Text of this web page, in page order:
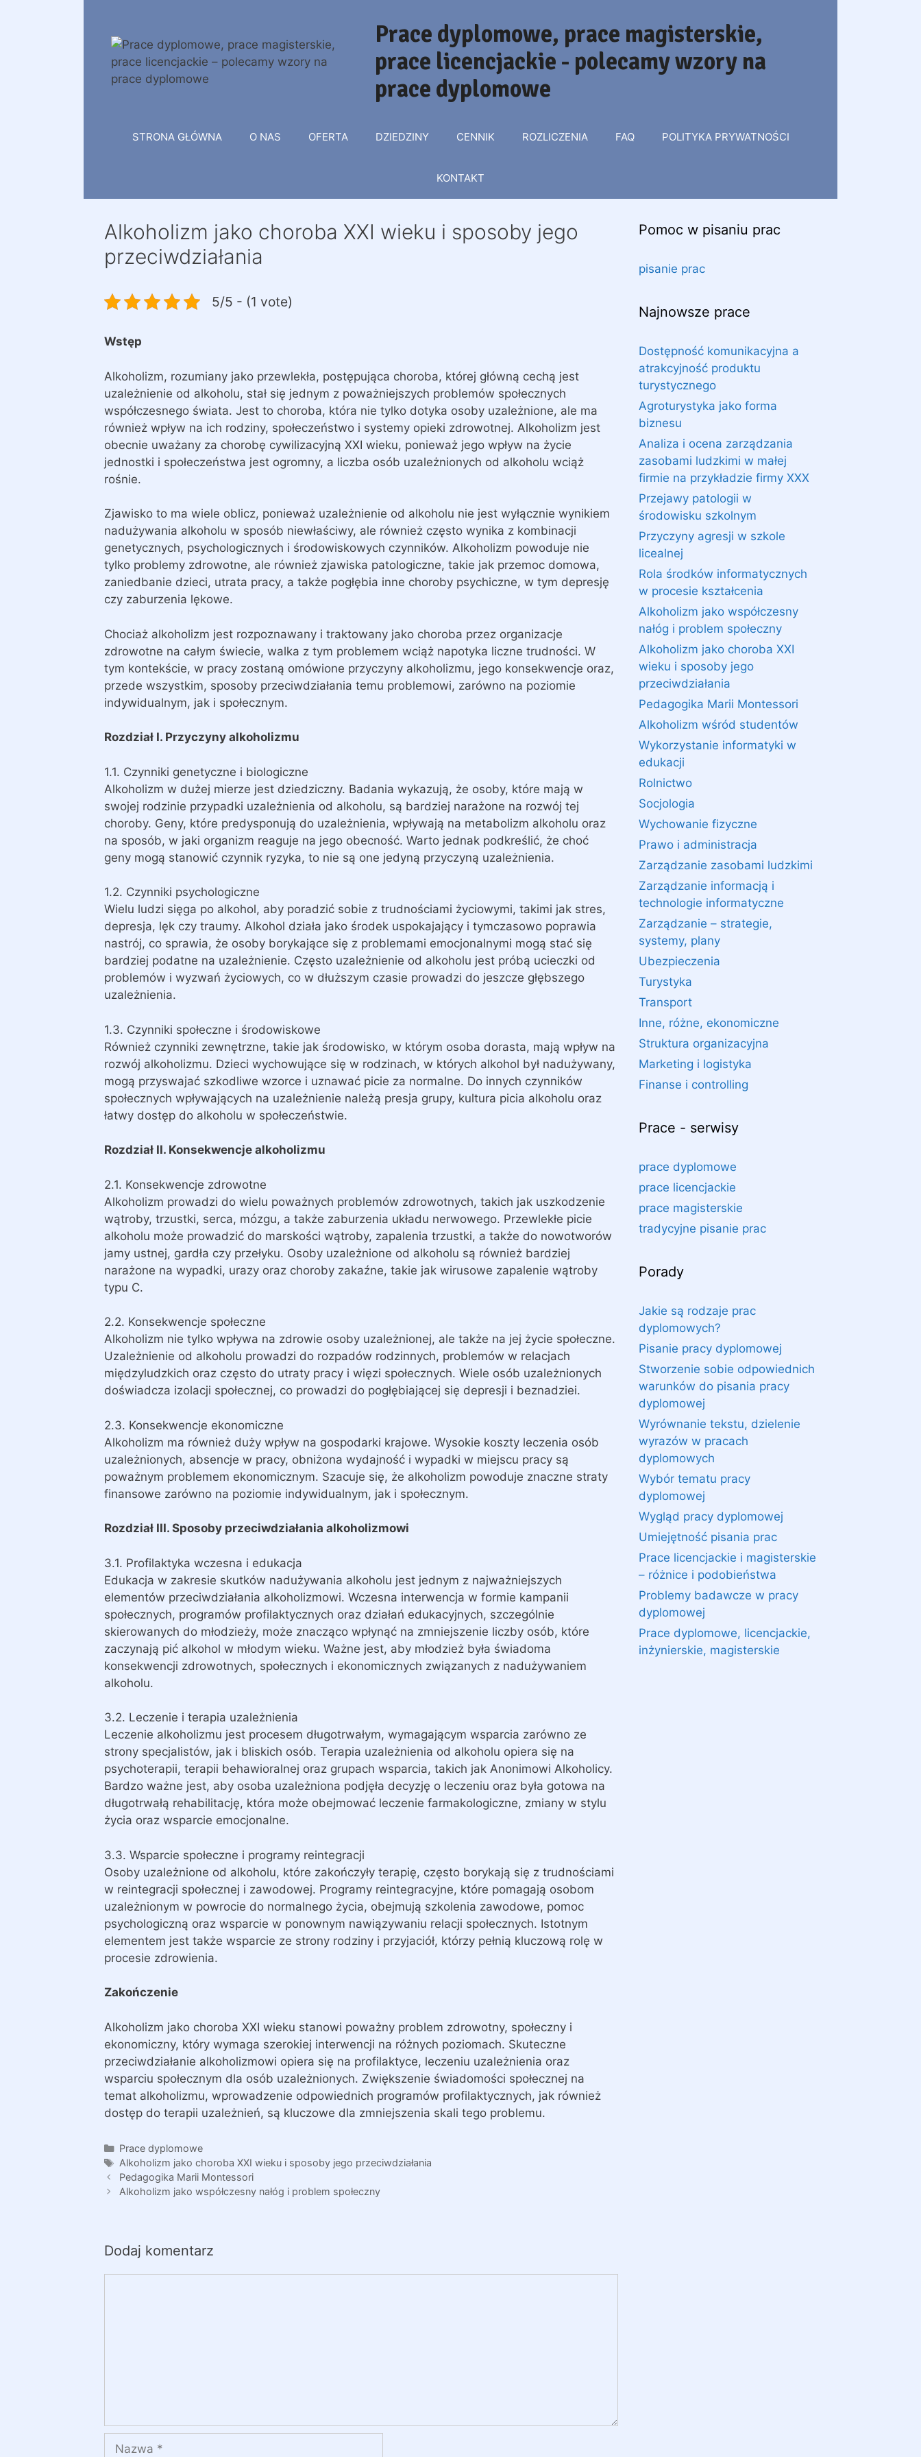
Prace dyplomowe, prace magisterskie,
prace licencjackie - polecamy wzory na
prace dyplomowe
STRONA GŁÓWNA O NAS OFERTA DZIEDZINY CENNIK ROZLICZENIA FAQ POLITYKA PRYWATNOŚCI
KONTAKT
Alkoholizm jako choroba XXI wieku i sposoby jego
przeciwdziałania
5/5 - (1 vote)
Wstęp
Alkoholizm, rozumiany jako przewlekła, postępująca choroba, której główną cechą jest
uzależnienie od alkoholu, stał się jednym z poważniejszych problemów społecznych
współczesnego świata. Jest to choroba, która nie tylko dotyka osoby uzależnione, ale ma
również wpływ na ich rodziny, społeczeństwo i systemy opieki zdrowotnej. Alkoholizm jest
obecnie uważany za chorobę cywilizacyjną XXI wieku, ponieważ jego wpływ na życie
jednostki i społeczeństwa jest ogromny, a liczba osób uzależnionych od alkoholu wciąż
rośnie.
Zjawisko to ma wiele oblicz, ponieważ uzależnienie od alkoholu nie jest wyłącznie wynikiem
nadużywania alkoholu w sposób niewłaściwy, ale również często wynika z kombinacji
genetycznych, psychologicznych i środowiskowych czynników. Alkoholizm powoduje nie
tylko problemy zdrowotne, ale również zjawiska patologiczne, takie jak przemoc domowa,
zaniedbanie dzieci, utrata pracy, a także pogłębia inne choroby psychiczne, w tym depresję
czy zaburzenia lękowe.
Chociaż alkoholizm jest rozpoznawany i traktowany jako choroba przez organizacje
zdrowotne na całym świecie, walka z tym problemem wciąż napotyka liczne trudności. W
tym kontekście, w pracy zostaną omówione przyczyny alkoholizmu, jego konsekwencje oraz,
przede wszystkim, sposoby przeciwdziałania temu problemowi, zarówno na poziomie
indywidualnym, jak i społecznym.
Rozdział I. Przyczyny alkoholizmu
1.1. Czynniki genetyczne i biologiczne
Alkoholizm w dużej mierze jest dziedziczny. Badania wykazują, że osoby, które mają w
swojej rodzinie przypadki uzależnienia od alkoholu, są bardziej narażone na rozwój tej
choroby. Geny, które predysponują do uzależnienia, wpływają na metabolizm alkoholu oraz
na sposób, w jaki organizm reaguje na jego obecność. Warto jednak podkreślić, że choć
geny mogą stanowić czynnik ryzyka, to nie są one jedyną przyczyną uzależnienia.
1.2. Czynniki psychologiczne
Wielu ludzi sięga po alkohol, aby poradzić sobie z trudnościami życiowymi, takimi jak stres,
depresja, lęk czy traumy. Alkohol działa jako środek uspokajający i tymczasowo poprawia
nastrój, co sprawia, że osoby borykające się z problemami emocjonalnymi mogą stać się
bardziej podatne na uzależnienie. Często uzależnienie od alkoholu jest próbą ucieczki od
problemów i wyzwań życiowych, co w dłuższym czasie prowadzi do jeszcze głębszego
uzależnienia.
1.3. Czynniki społeczne i środowiskowe
Również czynniki zewnętrzne, takie jak środowisko, w którym osoba dorasta, mają wpływ na
rozwój alkoholizmu. Dzieci wychowujące się w rodzinach, w których alkohol był nadużywany,
mogą przyswajać szkodliwe wzorce i uznawać picie za normalne. Do innych czynników
społecznych wpływających na uzależnienie należą presja grupy, kultura picia alkoholu oraz
łatwy dostęp do alkoholu w społeczeństwie.
Rozdział II. Konsekwencje alkoholizmu
2.1. Konsekwencje zdrowotne
Alkoholizm prowadzi do wielu poważnych problemów zdrowotnych, takich jak uszkodzenie
wątroby, trzustki, serca, mózgu, a także zaburzenia układu nerwowego. Przewlekłe picie
alkoholu może prowadzić do marskości wątroby, zapalenia trzustki, a także do nowotworów
jamy ustnej, gardła czy przełyku. Osoby uzależnione od alkoholu są również bardziej
narażone na wypadki, urazy oraz choroby zakaźne, takie jak wirusowe zapalenie wątroby
typu C.
2.2. Konsekwencje społeczne
Alkoholizm nie tylko wpływa na zdrowie osoby uzależnionej, ale także na jej życie społeczne.
Uzależnienie od alkoholu prowadzi do rozpadów rodzinnych, problemów w relacjach
międzyludzkich oraz często do utraty pracy i więzi społecznych. Wiele osób uzależnionych
doświadcza izolacji społecznej, co prowadzi do pogłębiającej się depresji i beznadziei.
2.3. Konsekwencje ekonomiczne
Alkoholizm ma również duży wpływ na gospodarki krajowe. Wysokie koszty leczenia osób
uzależnionych, absencje w pracy, obniżona wydajność i wypadki w miejscu pracy są
poważnym problemem ekonomicznym. Szacuje się, że alkoholizm powoduje znaczne straty
finansowe zarówno na poziomie indywidualnym, jak i społecznym.
Rozdział III. Sposoby przeciwdziałania alkoholizmowi
3.1. Profilaktyka wczesna i edukacja
Edukacja w zakresie skutków nadużywania alkoholu jest jednym z najważniejszych
elementów przeciwdziałania alkoholizmowi. Wczesna interwencja w formie kampanii
społecznych, programów profilaktycznych oraz działań edukacyjnych, szczególnie
skierowanych do młodzieży, może znacząco wpłynąć na zmniejszenie liczby osób, które
zaczynają pić alkohol w młodym wieku. Ważne jest, aby młodzież była świadoma
konsekwencji zdrowotnych, społecznych i ekonomicznych związanych z nadużywaniem
alkoholu.
3.2. Leczenie i terapia uzależnienia
Leczenie alkoholizmu jest procesem długotrwałym, wymagającym wsparcia zarówno ze
strony specjalistów, jak i bliskich osób. Terapia uzależnienia od alkoholu opiera się na
psychoterapii, terapii behawioralnej oraz grupach wsparcia, takich jak Anonimowi Alkoholicy.
Bardzo ważne jest, aby osoba uzależniona podjęła decyzję o leczeniu oraz była gotowa na
długotrwałą rehabilitację, która może obejmować leczenie farmakologiczne, zmiany w stylu
życia oraz wsparcie emocjonalne.
3.3. Wsparcie społeczne i programy reintegracji
Osoby uzależnione od alkoholu, które zakończyły terapię, często borykają się z trudnościami
w reintegracji społecznej i zawodowej. Programy reintegracyjne, które pomagają osobom
uzależnionym w powrocie do normalnego życia, obejmują szkolenia zawodowe, pomoc
psychologiczną oraz wsparcie w ponownym nawiązywaniu relacji społecznych. Istotnym
elementem jest także wsparcie ze strony rodziny i przyjaciół, którzy pełnią kluczową rolę w
procesie zdrowienia.
Zakończenie
Alkoholizm jako choroba XXI wieku stanowi poważny problem zdrowotny, społeczny i
ekonomiczny, który wymaga szerokiej interwencji na różnych poziomach. Skuteczne
przeciwdziałanie alkoholizmowi opiera się na profilaktyce, leczeniu uzależnienia oraz
wsparciu społecznym dla osób uzależnionych. Zwiększenie świadomości społecznej na
temat alkoholizmu, wprowadzenie odpowiednich programów profilaktycznych, jak również
dostęp do terapii uzależnień, są kluczowe dla zmniejszenia skali tego problemu.
Kategorie
Prace dyplomowe
Tagi
Alkoholizm jako choroba XXI wieku i sposoby jego przeciwdziałania
Pedagogika Marii Montessori
Alkoholizm jako współczesny nałóg i problem społeczny
Dodaj komentarz
Nazwa
Pomoc w pisaniu prac
pisanie prac
Najnowsze prace
Dostępność komunikacyjna a
atrakcyjność produktu
turystycznego
Agroturystyka jako forma
biznesu
Analiza i ocena zarządzania
zasobami ludzkimi w małej
firmie na przykładzie firmy XXX
Przejawy patologii w
środowisku szkolnym
Przyczyny agresji w szkole
licealnej
Rola środków informatycznych
w procesie kształcenia
Alkoholizm jako współczesny
nałóg i problem społeczny
Alkoholizm jako choroba XXI
wieku i sposoby jego
przeciwdziałania
Pedagogika Marii Montessori
Alkoholizm wśród studentów
Wykorzystanie informatyki w
edukacji
Rolnictwo
Socjologia
Wychowanie fizyczne
Prawo i administracja
Zarządzanie zasobami ludzkimi
Zarządzanie informacją i
technologie informatyczne
Zarządzanie – strategie,
systemy, plany
Ubezpieczenia
Turystyka
Transport
Inne, różne, ekonomiczne
Struktura organizacyjna
Marketing i logistyka
Finanse i controlling
Prace - serwisy
prace dyplomowe
prace licencjackie
prace magisterskie
tradycyjne pisanie prac
Porady
Jakie są rodzaje prac
dyplomowych?
Pisanie pracy dyplomowej
Stworzenie sobie odpowiednich
warunków do pisania pracy
dyplomowej
Wyrównanie tekstu, dzielenie
wyrazów w pracach
dyplomowych
Wybór tematu pracy
dyplomowej
Wygląd pracy dyplomowej
Umiejętność pisania prac
Prace licencjackie i magisterskie
– różnice i podobieństwa
Problemy badawcze w pracy
dyplomowej
Prace dyplomowe, licencjackie,
inżynierskie, magisterskie